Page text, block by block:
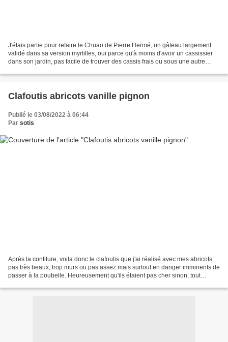
J'étais partie pour refaire le Chuao de Pierre Hermé, un gâteau largement
validé dans sa version myrtilles, oui parce qu'à moins d'avoir un cassissier
dans son jardin, pas facile de trouver des cassis frais ou sous une autre
Clafoutis abricots vanille pignon
Publié le 03/08/2022 à 06:44
Par sotis
Après la confiture, voila donc le clafoutis que j'ai réalisé avec mes abricots
pas très beaux, trop murs ou pas assez mais surtout en danger imminents de
passer à la poubelle. Heureusement qu'ils étaient pas cher sinon, tout